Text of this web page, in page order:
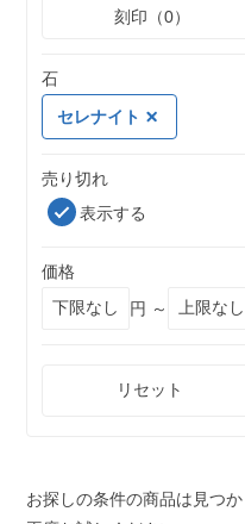
刻印（0）
石
セレナイト
売り切れ
表示する
価格
円 ～
リセット
お探しの条件の商品は見つ